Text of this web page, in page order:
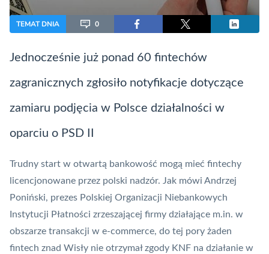
TEMAT DNIA 0
Jednocześnie już ponad 60 fintechów
zagranicznych zgłosiło notyfikacje dotyczące
zamiaru podjęcia w Polsce działalności w
oparciu o PSD II
Trudny start w otwartą bankowość mogą mieć fintechy
licencjonowane przez polski nadzór. Jak mówi Andrzej
Poniński, prezes Polskiej Organizacji Niebankowych
Instytucji Płatności zrzeszającej firmy działające m.in. w
obszarze transakcji w e-commerce, do tej pory żaden
fintech znad Wisły nie otrzymał zgody KNF na działanie w